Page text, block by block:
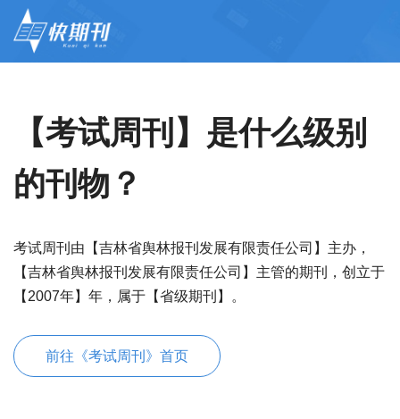
【考试周刊】是什么级别
的刊物？
考试周刊由【吉林省舆林报刊发展有限责任公司】主办，
【吉林省舆林报刊发展有限责任公司】主管的期刊，创立于
【2007年】年，属于【省级期刊】。
前往《考试周刊》首页